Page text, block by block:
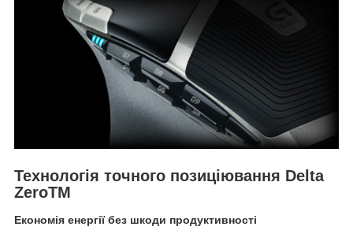
Технологія точного позиціювання Delta
ZeroTM
Економія енергії без шкоди продуктивності